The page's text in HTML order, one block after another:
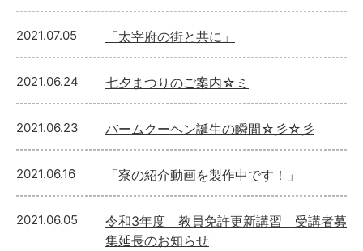
2021.07.05 「太宰府の街と共に」
2021.06.24 七夕まつりのご案内☆ミ
2021.06.23 バームクーヘン誕生の瞬間☆彡☆彡
2021.06.16 「寮の紹介動画を製作中です！」
2021.06.05
令和3年度 教員免許更新講習 受講者募
集延長のお知らせ